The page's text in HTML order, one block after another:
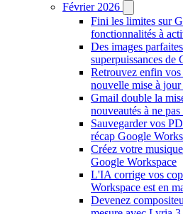
Février 2026
Fini les limites sur
fonctionnalités à
Des images
superpuissances de
Retrouvez enfin vos
nouvelle mise à
Gmail double la
nouveautés à ne
Sauvegarder vos
récap Google
Créez votre
Google Workspace
L'IA corrige vos
Workspace est en
Devenez